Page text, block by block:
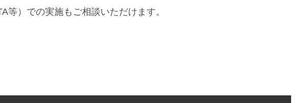
等）での実施もご相談いただけます。